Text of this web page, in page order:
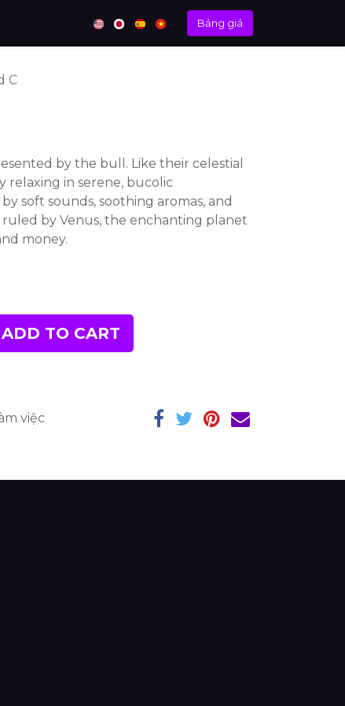
Bảng giá
C
by the bull. Like their celestial
relaxing in serene, bucolic
soft sounds, soothing aromas, and
by Venus, the enchanting planet
money.
ADD TO CART
việc